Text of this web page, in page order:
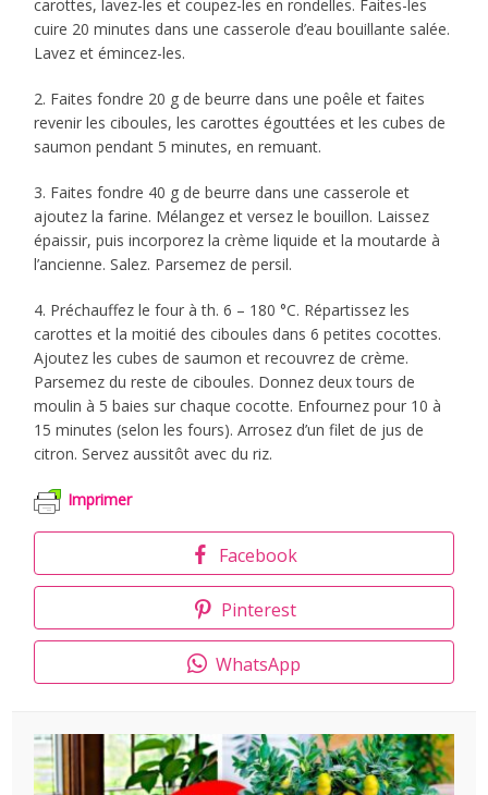
carottes, lavez-les et coupez-les en rondelles. Faites-les
cuire 20 minutes dans une casserole d’eau bouillante salée.
Lavez et émincez-les.
2. Faites fondre 20 g de beurre dans une poêle et faites
revenir les ciboules, les carottes égouttées et les cubes de
saumon pendant 5 minutes, en remuant.
3. Faites fondre 40 g de beurre dans une casserole et
ajoutez la farine. Mélangez et versez le bouillon. Laissez
épaissir, puis incorporez la crème liquide et la moutarde à
l’ancienne. Salez. Parsemez de persil.
4. Préchauffez le four à th. 6 – 180 °C. Répartissez les
carottes et la moitié des ciboules dans 6 petites cocottes.
Ajoutez les cubes de saumon et recouvrez de crème.
Parsemez du reste de ciboules. Donnez deux tours de
moulin à 5 baies sur chaque cocotte. Enfournez pour 10 à
15 minutes (selon les fours). Arrosez d’un filet de jus de
citron. Servez aussitôt avec du riz.
Imprimer
Facebook
Pinterest
WhatsApp